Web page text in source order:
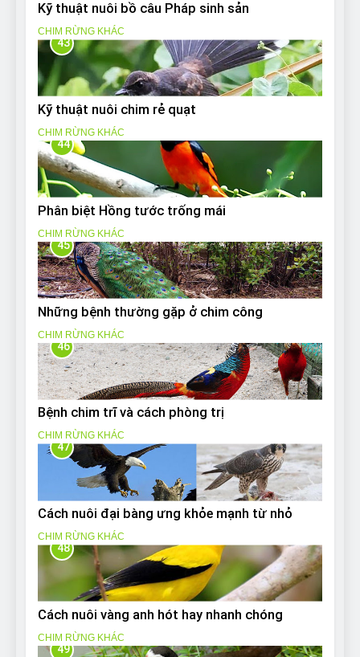
Kỹ thuật nuôi bồ câu Pháp sinh sản
CHIM RỪNG KHÁC
43
Kỹ thuật nuôi chim rẻ quạt
CHIM RỪNG KHÁC
44
Phân biệt Hồng tước trống mái
CHIM RỪNG KHÁC
45
Những bệnh thường gặp ở chim công
CHIM RỪNG KHÁC
46
Bệnh chim trĩ và cách phòng trị
CHIM RỪNG KHÁC
47
Cách nuôi đại bàng ưng khỏe mạnh từ nhỏ
CHIM RỪNG KHÁC
48
Cách nuôi vàng anh hót hay nhanh chóng
CHIM RỪNG KHÁC
49